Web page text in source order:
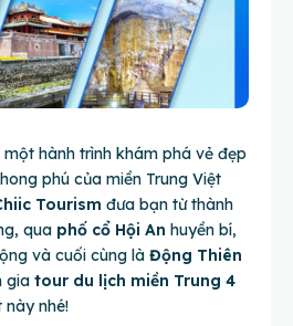
hành trình khám phá vẻ đẹp
phú của miền Trung Việt
Tourism đưa bạn từ thành
qua phố cổ Hội An huyền bí,
và cuối cùng là Động Thiên
gia tour du lịch miền Trung 4
này nhé!